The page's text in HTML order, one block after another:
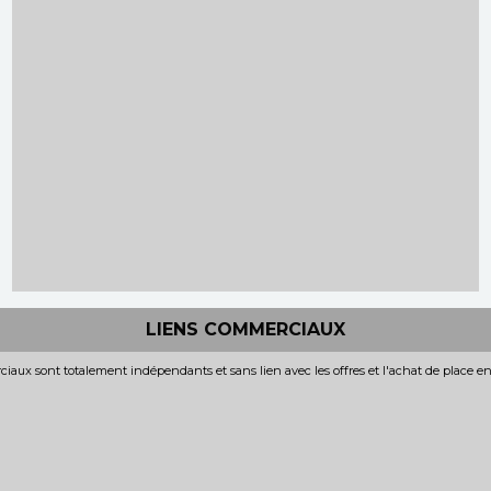
LIENS COMMERCIAUX
sont totalement indépendants et sans lien avec les offres et l'achat de place